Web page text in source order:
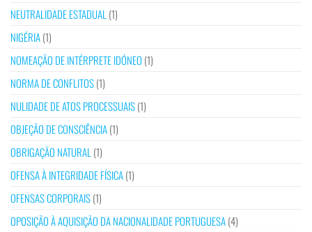
NEUTRALIDADE ESTADUAL (1)
NIGÉRIA(1)
NOMEAÇÃO DE INTÉRPRETE IDÓNEO (1)
NORMA DE CONFLITOS(1)
NULIDADE DE ATOS PROCESSUAIS(1)
OBJEÇÃO DE CONSCIÊNCIA(1)
OBRIGAÇÃO NATURAL (1)
OFENSA À INTEGRIDADE FÍSICA(1)
OFENSAS CORPORAIS(1)
OPOSIÇÃO À AQUISIÇÃO DA NACIONALIDADE PORTUGUESA(4)